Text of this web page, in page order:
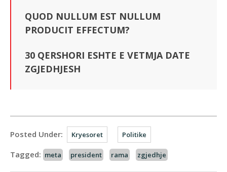
QUOD NULLUM EST NULLUM
PRODUCIT EFFECTUM?
30 QERSHORI ESHTE E VETMJA DATE
ZGJEDHJESH
Posted Under: Kryesoret Politike
Tagged: meta president rama zgjedhje